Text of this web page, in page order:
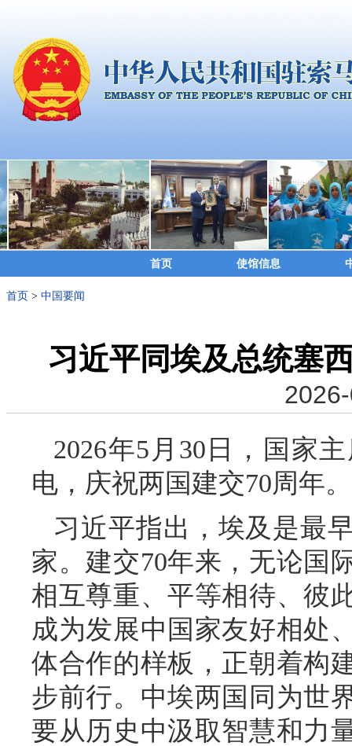
首页 使馆信息
首页 > 中国要闻
习近平同埃及总统塞
2026年5月30日，国家
电，庆祝两国建交70周年。
习近平指出，埃及是最
家。建交70年来，无论国
相互尊重、平等相待、彼
成为发展中国家友好相处
体合作的样板，正朝着构
步前行。中埃两国同为世
要从历史中汲取智慧和力